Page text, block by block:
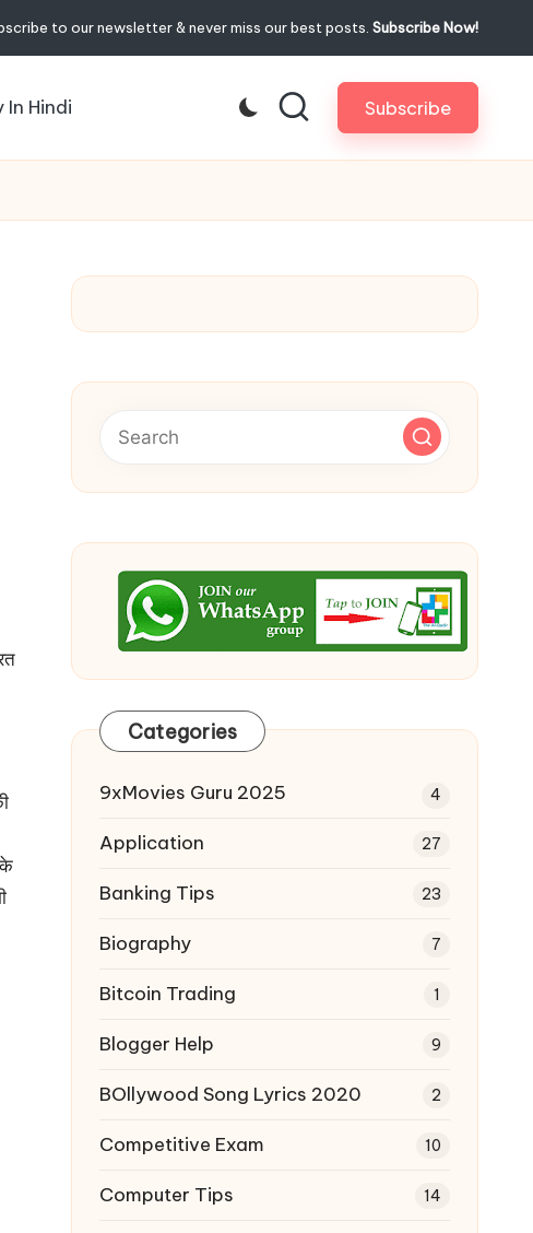
to our newsletter & never miss our best posts. Subscribe Now!
In Hindi Subscribe
के
Categories
9xMovies Guru 2025 4
Application 27
Banking Tips 23
Biography 7
Bitcoin Trading 1
Blogger Help 9
BOllywood Song Lyrics 2020 2
Competitive Exam 10
Computer Tips 14